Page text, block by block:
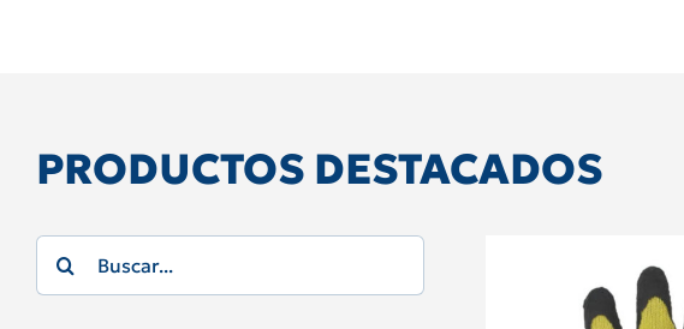
PRODUCTOS DESTACADOS
Search
for: